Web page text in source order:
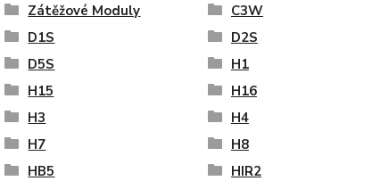
Zátěžové Moduly C3W
D1S D2S
D5S H1
H15 H16
H3 H4
H7 H8
HB5 HIR2